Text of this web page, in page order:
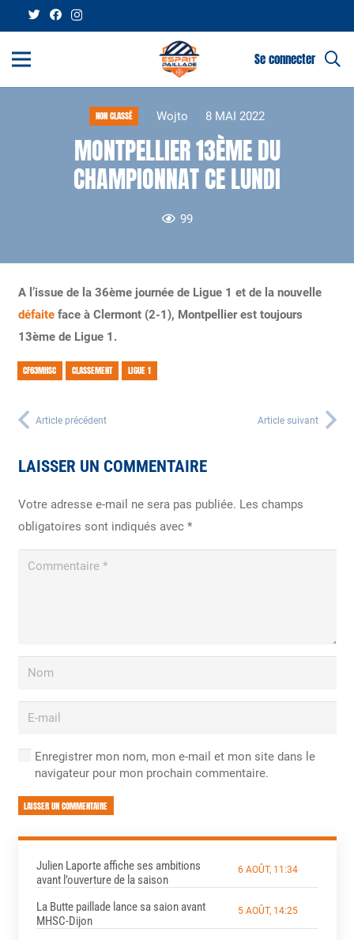
Se connecter
NON CLASSÉ Wojto 8 MAI 2022
MONTPELLIER 13ÈME DU
CHAMPIONNAT CE LUNDI
99
A l’issue de la 36ème journée de Ligue 1 et de la nouvelle
défaiteface à Clermont (2-1), Montpellier est toujours
13ème de Ligue 1.
CF63MHSC CLASSEMENT LIGUE 1
Article précédent Article suivant
LAISSER UN COMMENTAIRE
Votre adresse e-mail ne sera pas publiée. Les champs
obligatoires sont indiqués avec *
Enregistrer mon nom, mon e-mail et mon site dans le
navigateur pour mon prochain commentaire.
LAISSER UN COMMENTAIRE
Julien Laporte affiche ses ambitions
avant l’ouverture de la saison
6 AOÛT, 11:34
La Butte paillade lance sa saion avant
MHSC-Dijon
5 AOÛT, 14:25